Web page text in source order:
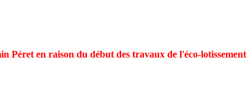
Péret en raison du début des travaux de l'éco-